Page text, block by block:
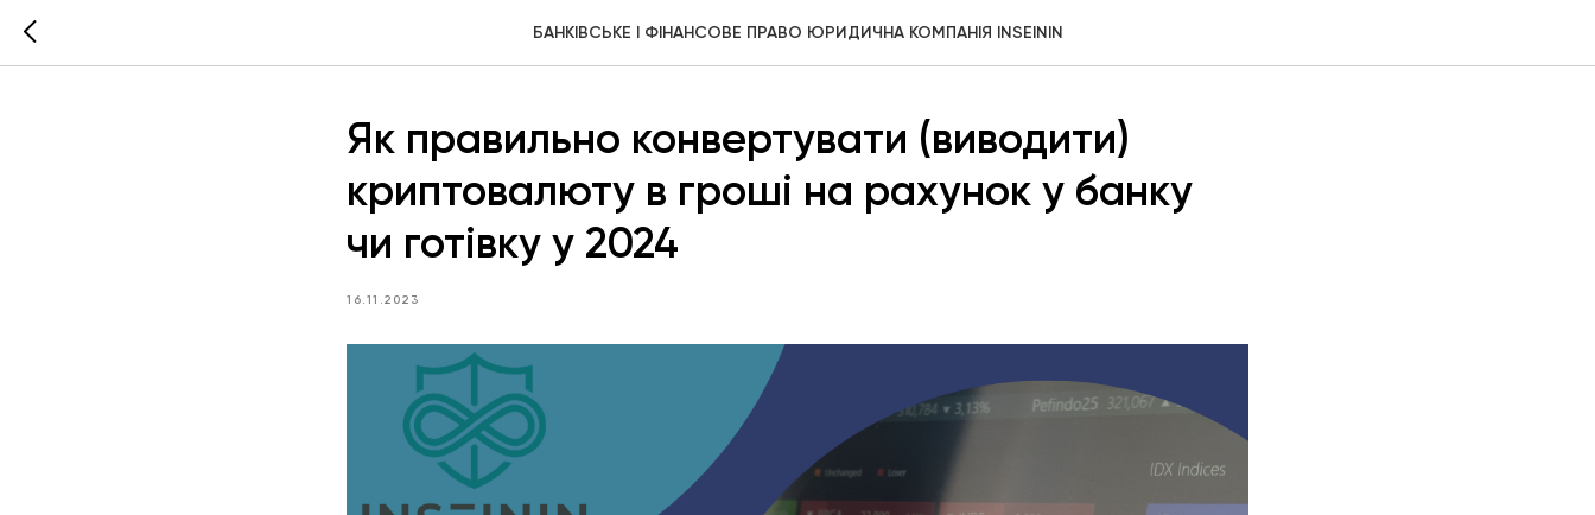
БАНКІВСЬКЕ І ФІНАНСОВЕ ПРАВО ЮРИДИЧНА КОМПАНІЯ INSEININ
Як правильно конвертувати (виводити)
криптовалюту в гроші на рахунок у банку
чи готівку у 2024
16.11.2023